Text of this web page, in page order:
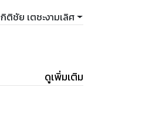
กิติชัย เตชะงามเลิศ
ดูเพิ่มเติม